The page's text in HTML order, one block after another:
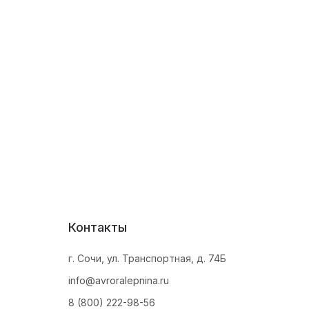
Контакты
г. Сочи, ул. Транспортная, д. 74Б
info@avroralepnina.ru
8 (800) 222-98-56